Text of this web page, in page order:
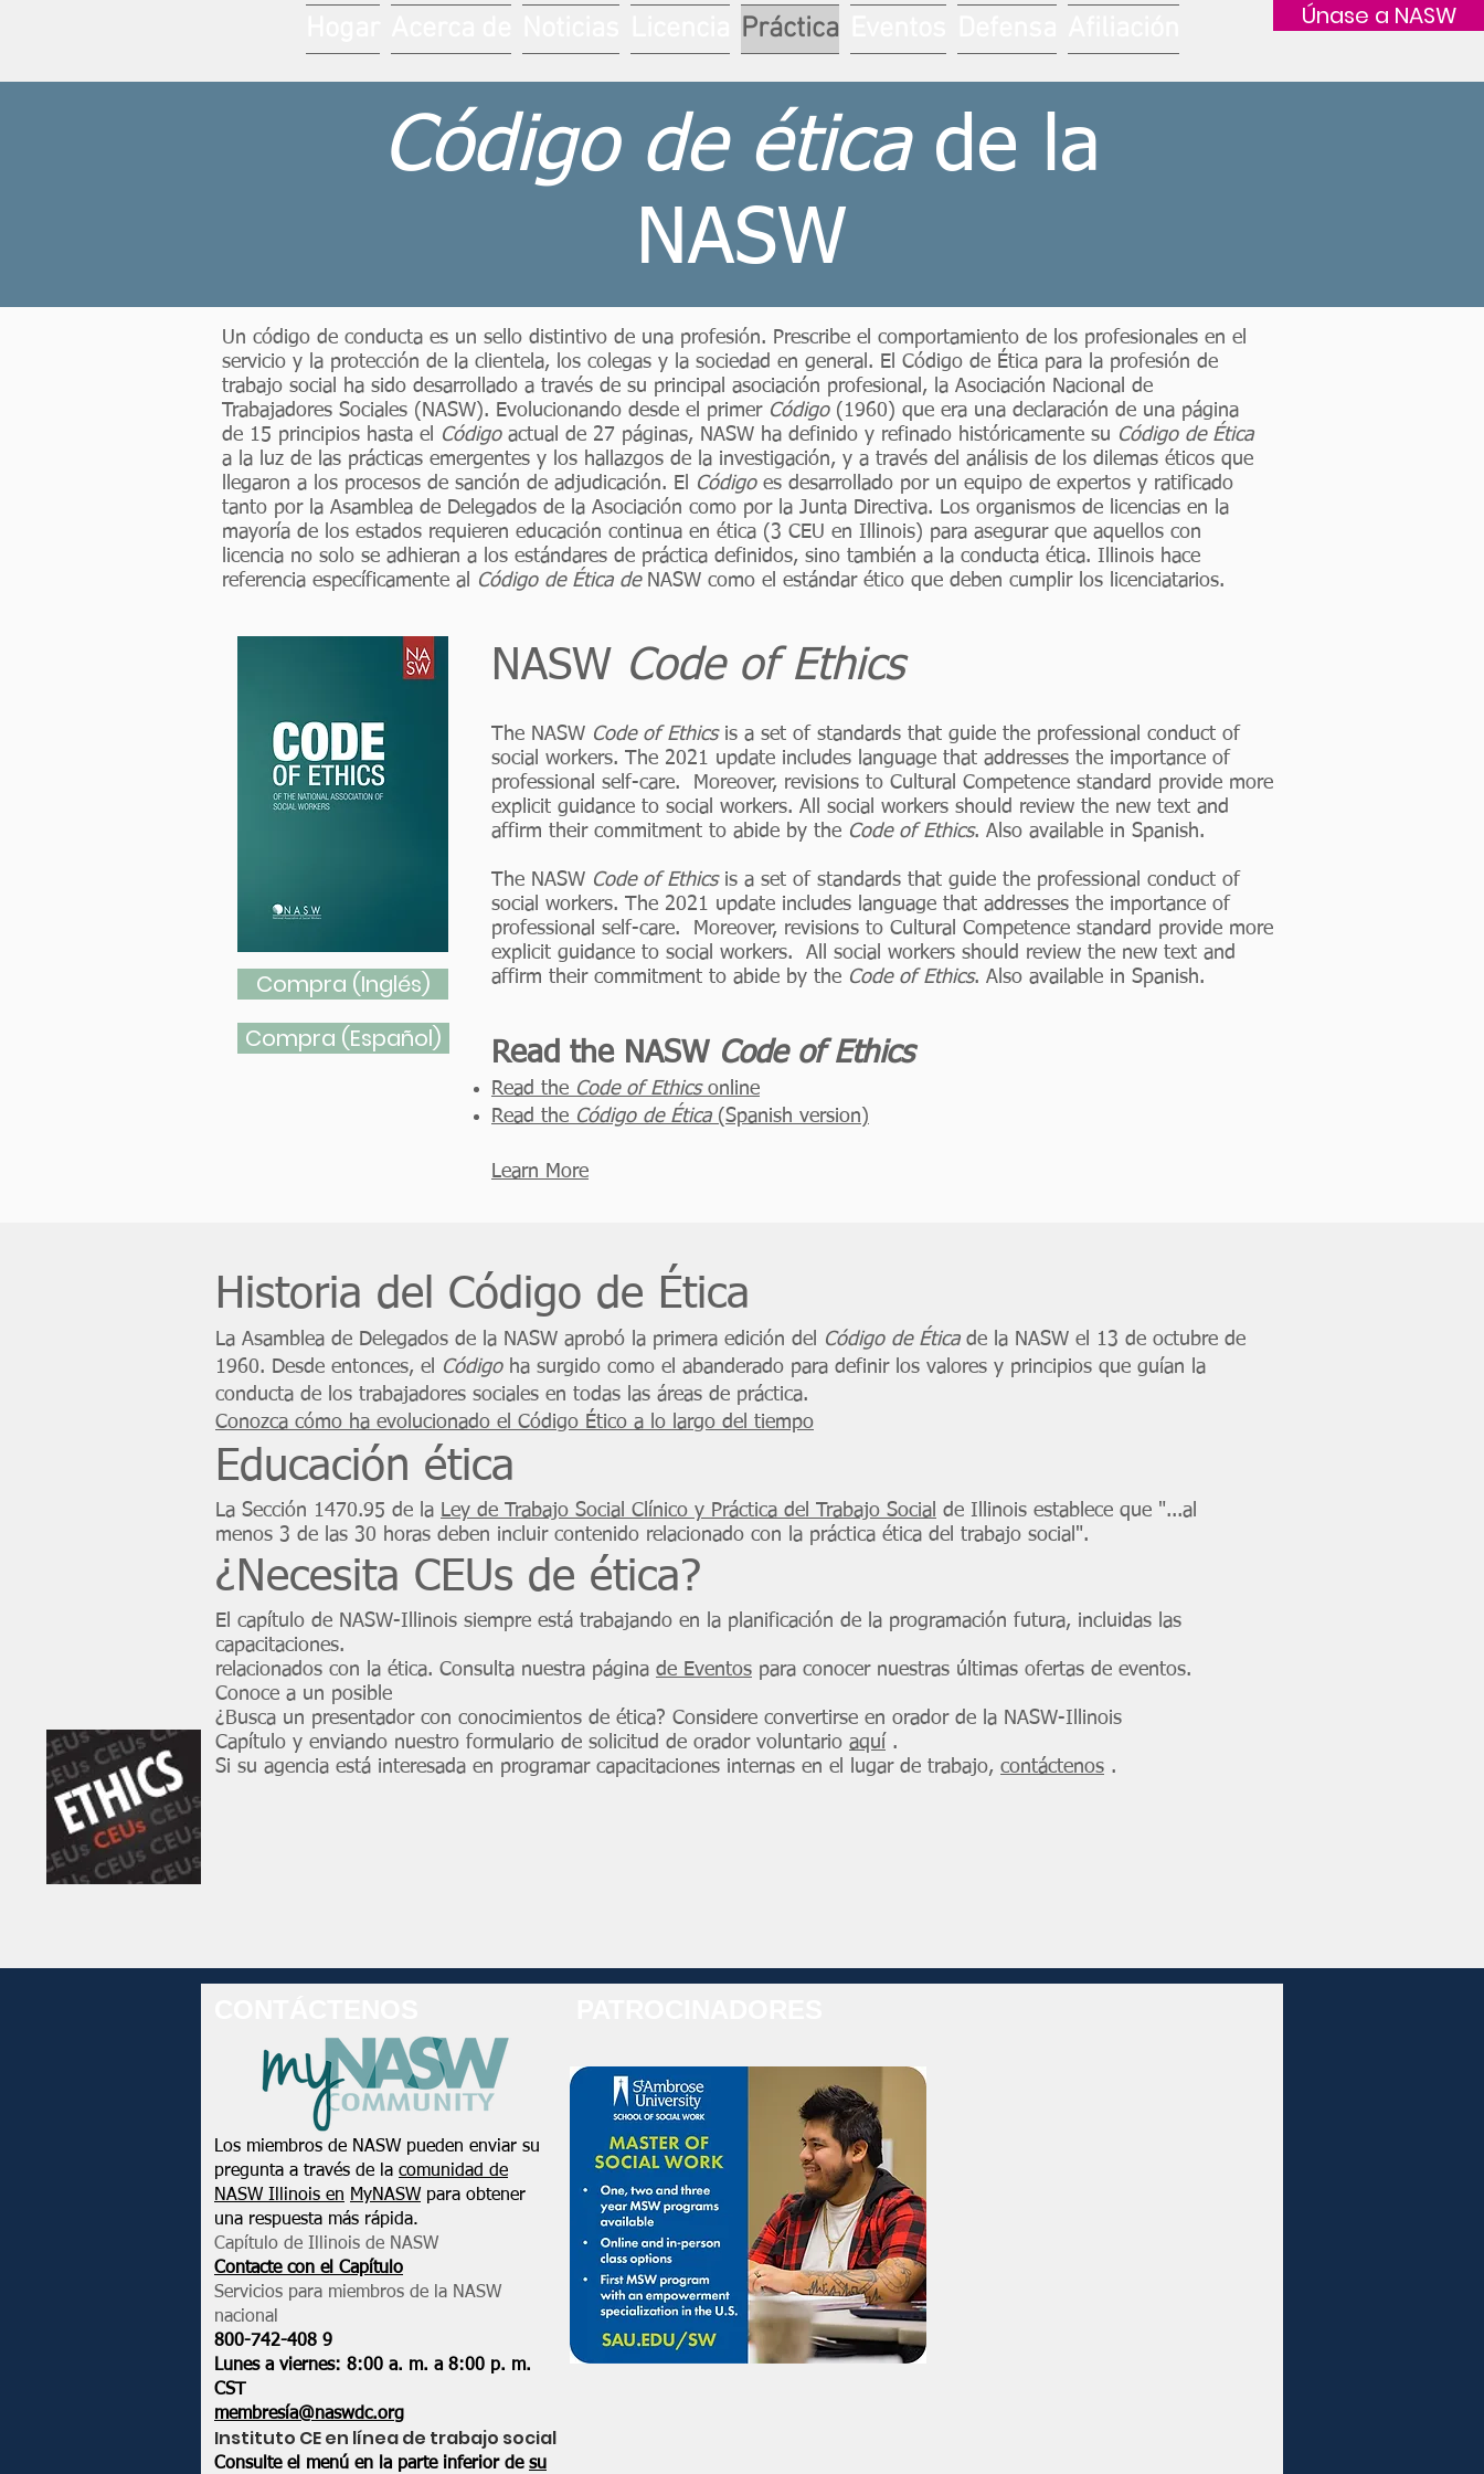
Únase a NASW
Práctica
Código de éticade la
NASW
Un código de conducta es un sello distintivo de una profesión. Prescribe el comportamiento de los profesionales en el
servicio y la protección de la clientela, los colegas y la sociedad en general. El Código de Ética para la profesión de
trabajo social ha sido desarrollado a través de su principal asociación profesional, la Asociación Nacional de
Trabajadores Sociales (NASW). Evolucionando desde el primer Código(1960) que era una declaración de una página
de 15 principios hasta el
Códigoactual de 27 páginas, NASW ha definido y refinado históricamente su Código de Ética
a la luz de las prácticas emergentes y los hallazgos de la investigación, y a través del análisis de los dilemas éticos que
llegaron a los procesos de sanción de adjudicación. El
Códigoes desarrollado por un equipo de expertos y ratificado
tanto por la Asamblea de Delegados de la Asociación como por la Junta Directiva. Los organismos de licencias en la
mayoría de los estados requieren educación continua en ética (3 CEU en Illinois) para asegurar que aquellos con
licencia no solo se adhieran a los estándares de práctica definidos, sino también a la conducta ética. Illinois hace
referencia específicamente al
Código de Ética deNASW como el estándar ético que deben cumplir los licenciatarios.
Compra (Inglés)
Compra (Español)
NASW Code of Ethics
The NASW Code of Ethicsis a set of standards that guide the professional conduct of
social workers. The 2021 update includes language that addresses the importance of
professional self-care. Moreover, revisions to Cultural Competence standard provide more
explicit guidance to social workers. All social workers should review the new text and
affirm their commitment to abide by the Code of Ethics. Also available in Spanish.
The NASW Code of Ethicsis a set of standards that guide the professional conduct of
social workers. The 2021 update includes language that addresses the importance of
professional self-care. Moreover, revisions to Cultural Competence standard provide more
explicit guidance to social workers. All social workers should review the new text and
affirm their commitment to abide by the Code of Ethics. Also available in Spanish.
Read the NASW Code of Ethics
Read the Code of Ethicsonline
Read the Código de Ética(Spanish version)
Learn More
Historia del Código de Ética
La Asamblea de Delegados de la NASW aprobó la primera edición del Código de Éticade la NASW el 13 de octubre de
1960. Desde entonces, el
Códigoha surgido como el abanderado para definir los valores y principios que guían la
conducta de los trabajadores sociales en todas las áreas de práctica.
Conozca cómo ha evolucionado el Código Ético a lo largo del tiempo
Educación ética
La Sección 1470.95 de la Ley de Trabajo Social Clínico y Práctica del Trabajo Social de Illinois establece que "...al
menos 3 de las 30 horas deben incluir contenido relacionado con la práctica ética del trabajo social".
¿Necesita CEUs de ética?
El capítulo de NASW-Illinois siempre está trabajando en la planificación de la programación futura, incluidas las
capacitaciones.
relacionados con la ética. Consulta nuestra página de Eventos para conocer nuestras últimas ofertas de eventos.
Conoce a un posible
¿Busca un presentador con conocimientos de ética? Considere convertirse en orador de la NASW-Illinois
Capítulo y enviando nuestro formulario de solicitud de orador voluntario aquí .
Si su agencia está interesada en programar capacitaciones internas en el lugar de trabajo, contáctenos .
Los miembros de NASW pueden enviar su
pregunta a través de la comunidad de
NASW Illinois en MyNASW para obtener
una respuesta más rápida.
Capítulo de Illinois de NASW
Contacte con el Capítulo
Servicios para miembros de la NASW
nacional
800-742-408 9
Lunes a viernes: 8:00 a. m. a 8:00 p. m.
CST
membresía@naswdc.org
Instituto CE en línea de trabajo social
Consulte el menú en la parte inferior de su